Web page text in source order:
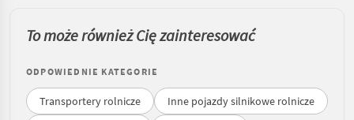
To może również Cię zainteresować
ODPOWIEDNIE KATEGORIE
Transportery rolnicze
Inne pojazdy silnikowe rolnicze